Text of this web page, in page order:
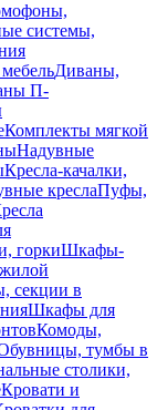
системы,
Диваны,
П-
Комплекты мягкой
Надувные
Кресла-качалки,
креслаПуфы,
горкиШкафы-
секции в
Шкафы для
Комоды,
тумбы в
столики,
Кровати и